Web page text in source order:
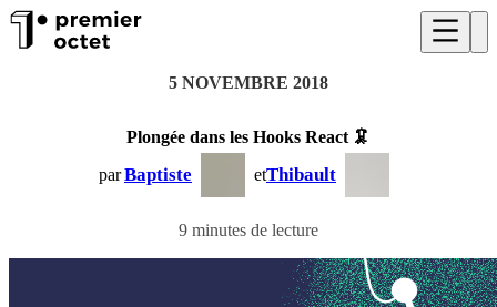
5 NOVEMBRE 2018
Plongée dans les Hooks React 🦑
parBaptiste etThibault
9 minutes de lecture